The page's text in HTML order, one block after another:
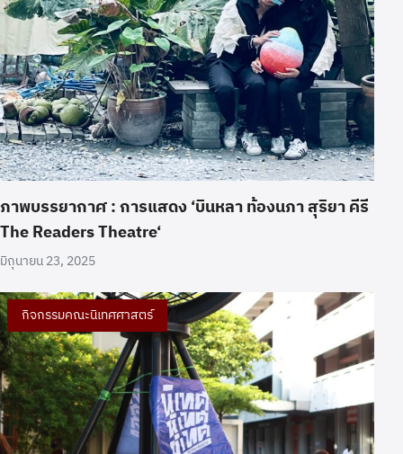
ภาพบรรยากาศ : การแสดง ‘บินหลา ท้องนภา สุริยา คีรี
The Readers Theatre‘
มิถุนายน 23, 2025
กิจกรรมคณะนิเทศศาสตร์